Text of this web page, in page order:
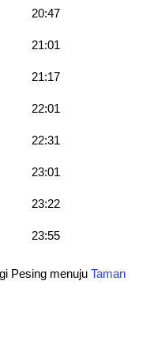
20:47
21:01
21:17
22:01
22:31
23:01
23:22
23:55
Pesing menuju Taman